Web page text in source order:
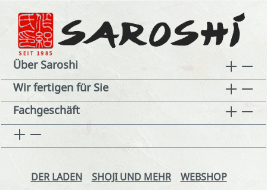
Über Saroshi
Wir fertigen für Sie
Fachgeschäft
DER LADEN SHOJI UND MEHR
WEBSHOP